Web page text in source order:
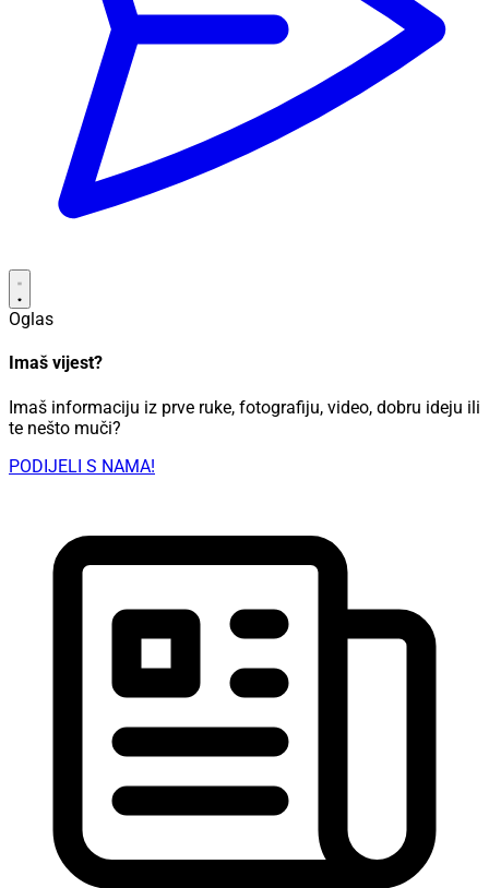
Oglas
Imaš vijest?
Imaš informaciju iz prve ruke, fotografiju, video, dobru ideju ili
te nešto muči?
PODIJELI S NAMA!